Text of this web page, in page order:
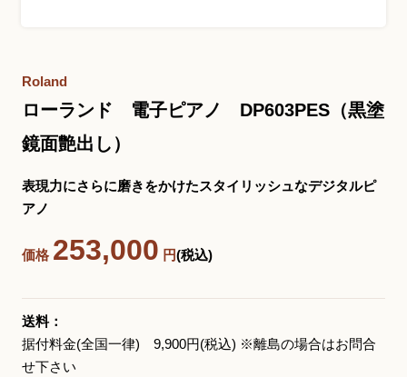
お問い合わせフォーム
大阪・本町のピアノ専門店
〒541-0057
Roland
ローランド 電子ピアノ DP603PES（黒塗
鏡面艶出し）
表現力にさらに磨きをかけたスタイリッシュなデジタルピ
アノ
価格 253,000 円(税込)
送料：
据付料金(全国一律) 9,900円(税込) ※離島の場合はお問合
せ下さい